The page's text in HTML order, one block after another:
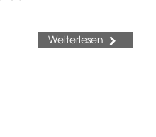
Weiterlesen